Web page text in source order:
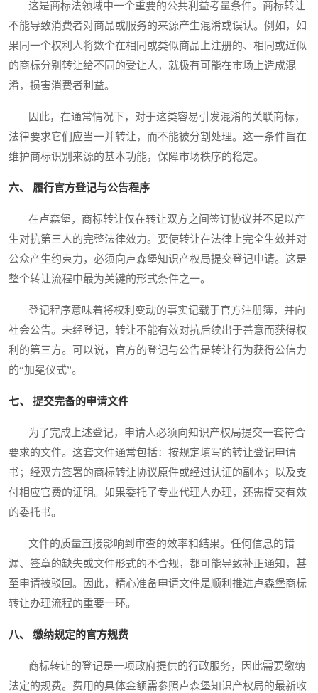
这是商标法领域中一个重要的公共利益考量条件。商标转让
不能导致消费者对商品或服务的来源产生混淆或误认。例如，如
果同一个权利人将数个在相同或类似商品上注册的、相同或近似
的商标分别转让给不同的受让人，就极有可能在市场上造成混
淆，损害消费者利益。
因此，在通常情况下，对于这类容易引发混淆的关联商标，
法律要求它们应当一并转让，而不能被分割处理。这一条件旨在
维护商标识别来源的基本功能，保障市场秩序的稳定。
六、 履行官方登记与公告程序
在卢森堡，商标转让仅在转让双方之间签订协议并不足以产
生对抗第三人的完整法律效力。要使转让在法律上完全生效并对
公众产生约束力，必须向卢森堡知识产权局提交登记申请。这是
整个转让流程中最为关键的形式条件之一。
登记程序意味着将权利变动的事实记载于官方注册簿，并向
社会公告。未经登记，转让不能有效对抗后续出于善意而获得权
利的第三方。可以说，官方的登记与公告是转让行为获得公信力
的“加冕仪式”。
七、 提交完备的申请文件
为了完成上述登记，申请人必须向知识产权局提交一套符合
要求的文件。这套文件通常包括：按规定填写的转让登记申请
书；经双方签署的商标转让协议原件或经过认证的副本；以及支
付相应官费的证明。如果委托了专业代理人办理，还需提交有效
的委托书。
文件的质量直接影响到审查的效率和结果。任何信息的错
漏、签章的缺失或文件形式的不合规，都可能导致补正通知，甚
至申请被驳回。因此，精心准备申请文件是顺利推进卢森堡商标
转让办理流程的重要一环。
八、 缴纳规定的官方规费
商标转让的登记是一项政府提供的行政服务，因此需要缴纳
法定的规费。费用的具体金额需参照卢森堡知识产权局的最新收